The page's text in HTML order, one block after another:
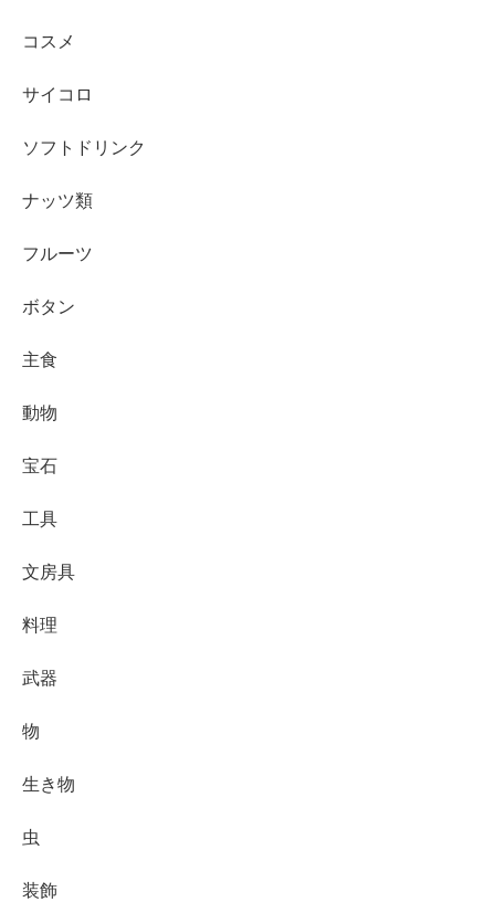
コスメ
サイコロ
ソフトドリンク
ナッツ類
フルーツ
ボタン
主食
動物
宝石
工具
文房具
料理
武器
物
生き物
虫
装飾